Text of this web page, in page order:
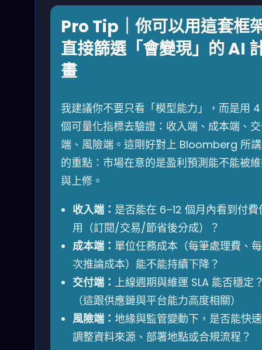
Pro Tip｜你可以用這套框
直接篩選「會變現」的 AI
畫
我建議你不要只看「模型能力」，而是用 4
個可量化指標去驗證：收入端、成本端、
端、風險端。這剛好對上 Bloomberg 所講
的重點：市場在意的是盈利預測能不能被
與上修。
收入端： 是否能在 6–12 個月內看到付費
用（訂閱/交易/節省後分成）？
成本端： 單位任務成本（每筆處理費、每
次推論成本）能不能持續下降？
交付端： 上線週期與維運 SLA 能否穩定
（這跟供應鏈與平台能力高度相關）
風險端： 地緣與監管變動下，是否能快速
調整資料來源、部署地點或合規流程？